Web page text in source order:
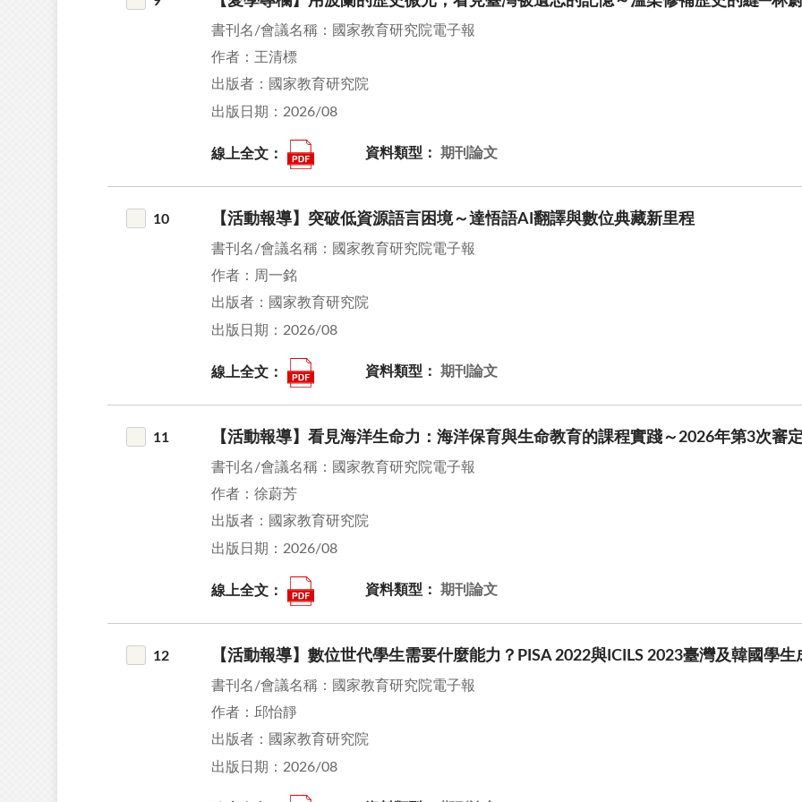
書刊名/會議名稱：國家教育研究院電子報
作者：王清標
出版者：國家教育研究院
出版日期：2026/08
線上全文： 資料類型： 期刊論文
10 【活動報導】突破低資源語言困境～達悟語AI翻譯與數位典藏新里程
書刊名/會議名稱：國家教育研究院電子報
作者：周一銘
出版者：國家教育研究院
出版日期：2026/08
線上全文： 資料類型： 期刊論文
11 【活動報導】看見海洋生命力：海洋保育與生命教育的課程實踐～2026年第3次審
書刊名/會議名稱：國家教育研究院電子報
作者：徐蔚芳
出版者：國家教育研究院
出版日期：2026/08
線上全文： 資料類型： 期刊論文
12 【活動報導】數位世代學生需要什麼能力？PISA 2022與ICILS 2023臺灣及韓國學
書刊名/會議名稱：國家教育研究院電子報
作者：邱怡靜
出版者：國家教育研究院
出版日期：2026/08